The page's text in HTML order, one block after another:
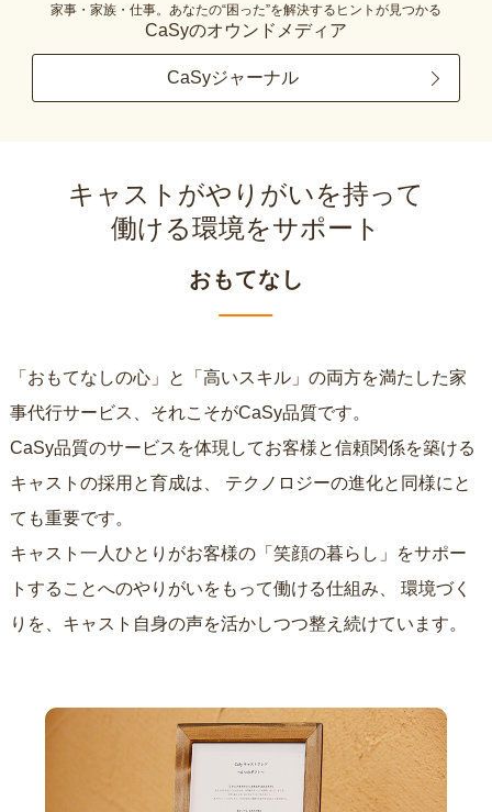
家事・家族・仕事。あなたの“困った”を解決するヒントが見つかる
CaSyのオウンドメディア
CaSyジャーナル
キャストがやりがいを持って
働ける環境をサポート
おもてなし
「おもてなしの心」と「高いスキル」の両方を満たした家
事代行サービス、それこそがCaSy品質です。
CaSy品質のサービスを体現してお客様と信頼関係を築ける
キャストの採用と育成は、
ても重要です。
キャスト一人ひとりがお客様の「笑顔の暮らし」をサポー
トすることへのやりがいをもって働ける仕組み、
りを、キャスト自身の声を活かしつつ整え続けています。